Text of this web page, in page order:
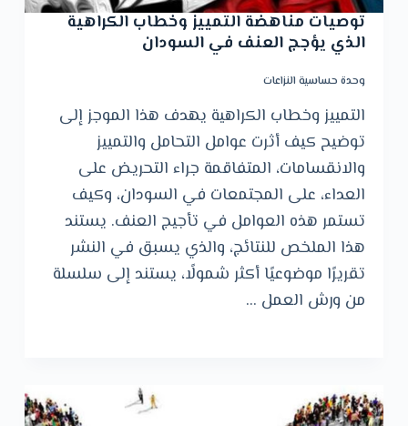
توصيات مناهضة التمييز وخطاب الكراهية
الذي يؤجج العنف في السودان
وحدة حساسية النزاعات
التمييز وخطاب الكراهية يهدف هذا الموجز إلى
توضيح كيف أثرت عوامل التحامل والتمييز
والانقسامات، المتفاقمة جراء التحريض على
العداء، على المجتمعات في السودان، وكيف
تستمر هذه العوامل في تأجيج العنف. يستند
هذا الملخص للنتائج، والذي يسبق في النشر
تقريرًا موضوعيًا أكثر شمولًا، يستند إلى سلسلة
من ورش العمل …